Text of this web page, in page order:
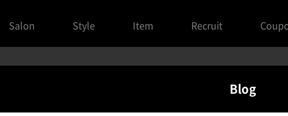
Salon Style Item Recruit
Blog